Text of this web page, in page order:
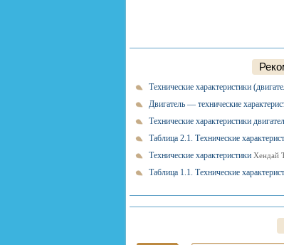
Технические характеристики
Двигатель — технические
Технические характеристики
Таблица 2.1. Технические
Технические характеристики Хендай
Таблица 1.1. Технические